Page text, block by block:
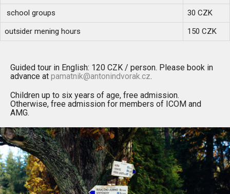
school groups
30 CZK
outsider mening hours
150 CZK
Guided tour in English: 120 CZK / person. Please book in
advance at pamatnik@antonindvorak.cz.
Children up to six years of age, free admission.
Otherwise, free admission for members of ICOM and
AMG.